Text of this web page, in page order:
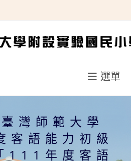
選單
灣師範大學
語能力初級
111年度客語